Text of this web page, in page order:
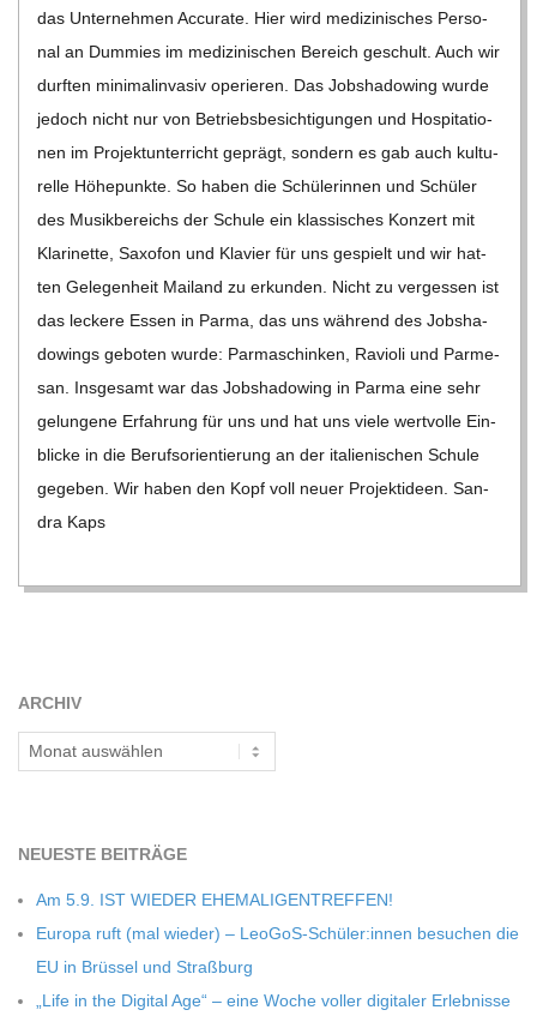
das Unter­neh­men Accu­rate. Hier wird medi­zi­ni­sches Per­so­
nal an Dum­mies im medi­zi­ni­schen Bereich geschult. Auch wir
durf­ten mini­mal­in­va­siv ope­rie­ren. Das Job­sha­dowing wurde
jedoch nicht nur von Betriebs­be­sich­ti­gun­gen und Hos­pi­ta­tio­
nen im Pro­jekt­un­ter­richt geprägt, son­dern es gab auch kul­tu­
relle Höhe­punkte. So haben die Schü­le­rin­nen und Schü­ler
des Musik­be­reichs der Schule ein klas­si­sches Kon­zert mit
Kla­ri­nette, Saxo­fon und Kla­vier für uns gespielt und wir hat­
ten Gele­gen­heit Mai­land zu erkun­den. Nicht zu ver­ges­sen ist
das leckere Essen in Parma, das uns wäh­rend des Job­sha­
dowings gebo­ten wurde: Par­ma­schin­ken, Ravioli und Par­me­
san. Ins­ge­samt war das Job­sha­dowing in Parma eine sehr
gelun­gene Erfah­rung für uns und hat uns viele wert­volle Ein­
bli­cke in die Berufs­ori­en­tie­rung an der ita­lie­ni­schen Schule
gege­ben. Wir haben den Kopf voll neuer Pro­jekt­ideen. San­
dra Kaps
ARCHIV
Archiv
NEU­ESTE BEITRÄGE
Am 5.9. IST WIEDER EHEMALIGENTREFFEN!
Europa ruft (mal wie­der) – LeoGoS-Schüler:innen besu­chen die
EU in Brüs­sel und Straßburg
„Life in the Digi­tal Age“ – eine Woche vol­ler digi­ta­ler Erleb­nisse